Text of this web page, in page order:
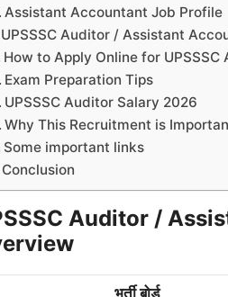
Assistant Accountant Job Profile
UPSSSC Auditor / Assistant
How to Apply Online for
Exam Preparation Tips
UPSSSC Auditor Salary 2026
Why This Recruitment is
Some important links
Conclusion
Auditor /